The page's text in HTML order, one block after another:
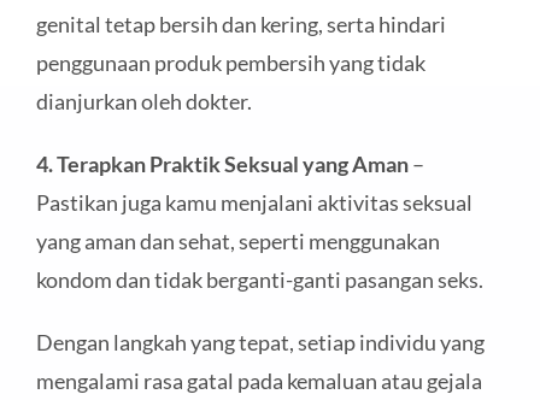
genital tetap bersih dan kering, serta hindari
penggunaan produk pembersih yang tidak
dianjurkan oleh dokter.
4. Terapkan Praktik Seksual yang Aman–
Pastikan juga kamu menjalani aktivitas seksual
yang aman dan sehat, seperti menggunakan
kondom dan tidak berganti-ganti pasangan seks.
Dengan langkah yang tepat, setiap individu yang
mengalami rasa gatal pada kemaluan atau gejala